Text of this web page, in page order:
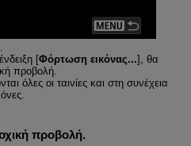
[Φόρτωση εικόνας...], θα
προβολή.
όλες οι ταινίες και στη συνέχεια
προβολή.